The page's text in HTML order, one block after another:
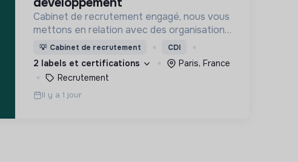
Cabinet de recrutement engagé, nous vous
mettons en relation avec des organisations
soucieuses de leurs impacts, afin d'œuvrer
ensemble pour un futur souhaitable.
💡 Cabinet de recrutement CDI
2 labels et certifications
Paris, France
Recrutement
Il y a 1 jour